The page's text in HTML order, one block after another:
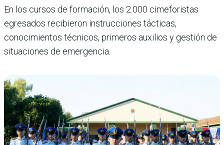
En los cursos de formación, los 2.000 cimeforistas
egresados recibieron instrucciones tácticas,
conocimientos técnicos, primeros auxilios y gestión de
situaciones de emergencia.